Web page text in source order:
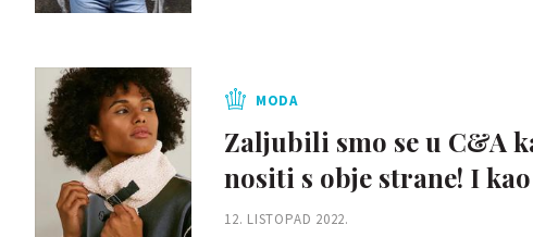
MODA
Zaljubili smo se u C&A
nositi s obje strane! I
12. LISTOPAD 2022.